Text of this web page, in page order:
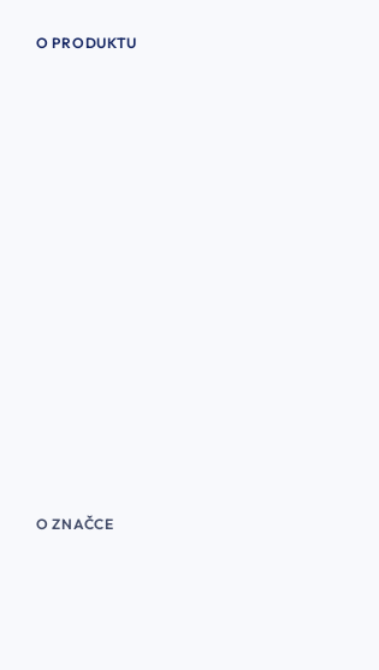
O PRODUKTU
O ZNAČCE